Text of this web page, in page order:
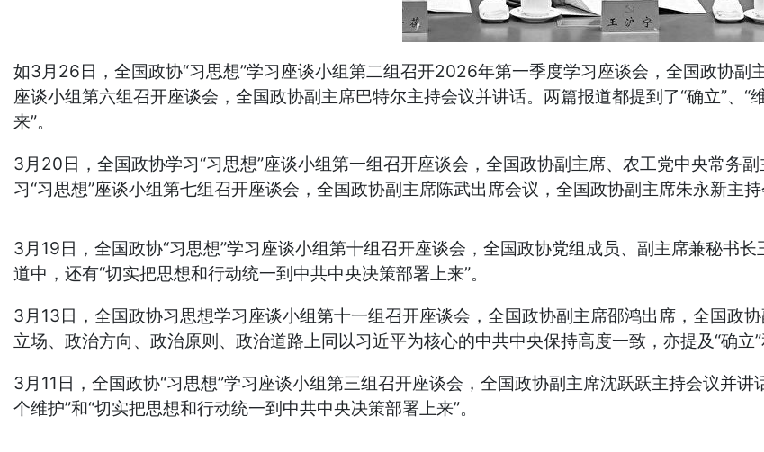
如3月26日，全国政协“习思想”学习座谈小组第二组召开2026年第一季度学习座谈会，全国政协副
座谈小组第六组召开座谈会，全国政协副主席巴特尔主持会议并讲话。两篇报道都提到了“确立”、“
来”。
3月20日，全国政协学习“习思想”座谈小组第一组召开座谈会，全国政协副主席、农工党中央常务
习“习思想”座谈小组第七组召开座谈会，全国政协副主席陈武出席会议，全国政协副主席朱永新主
3月19日，全国政协“习思想”学习座谈小组第十组召开座谈会，全国政协党组成员、副主席兼秘书
道中，还有“切实把思想和行动统一到中共中央决策部署上来”。
3月13日，全国政协习思想学习座谈小组第十一组召开座谈会，全国政协副主席邵鸿出席，全国政
立场、政治方向、政治原则、政治道路上同以习近平为核心的中共中央保持高度一致，亦提及“确立”
3月11日，全国政协“习思想”学习座谈小组第三组召开座谈会，全国政协副主席沈跃跃主持会议并
个维护”和“切实把思想和行动统一到中共中央决策部署上来”。